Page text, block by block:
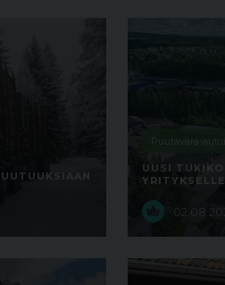
Puutavara-
UUSI
YRITYKSELLE